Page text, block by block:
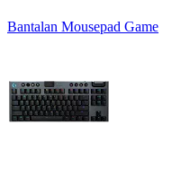
Bantalan Mousepad Game